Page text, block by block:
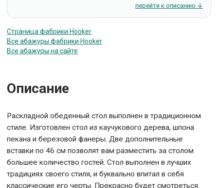
перейти к описанию ↓
Страница фабрики Hooker
Все абажуры фабрики Hooker
Все абажуры на сайте
Описание
Раскладной обеденный стол выполнен в традиционном
стиле. Изготовлен стол из каучукового дерева, шпона
пекана и березовой фанеры. Две дополнительные
вставки по 46 см позволят вам разместить за столом
большее количество гостей. Стол выполнен в лучших
традициях своего стиля, и буквально впитал в себя
классические его черты. Прекрасно будет смотреться